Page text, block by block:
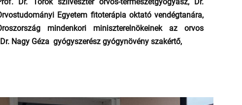
Egyetem fitoterápia oktató vendégtanára,
mindenkori miniszterelnökeinek az orvos
Nagy Géza gyógyszerész gyógynövény szakértő,